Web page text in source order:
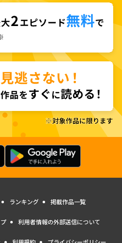
ランキング 掲載作品一覧
利用者情報の外部送信について